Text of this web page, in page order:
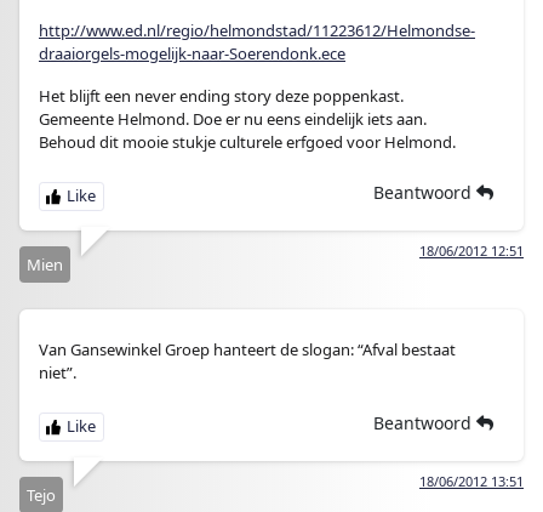
http://www.ed.nl/regio/helmondstad/11223612/Helmondse-
draaiorgels-mogelijk-naar-Soerendonk.ece
Het blijft een never ending story deze poppenkast.
Gemeente Helmond. Doe er nu eens eindelijk iets aan.
Behoud dit mooie stukje culturele erfgoed voor Helmond.
Beantwoord
18/06/2012 12:51
Mien
Van Gansewinkel Groep hanteert de slogan: “Afval bestaat
niet”.
Beantwoord
18/06/2012 13:51
Tejo